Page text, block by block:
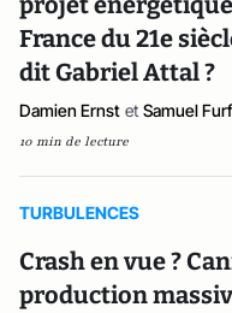
France du 21e
dit Gabriel Attal ?
Damien Ernst et Samuel
10 min de lecture
TURBULENCES
Crash en vue ?
production